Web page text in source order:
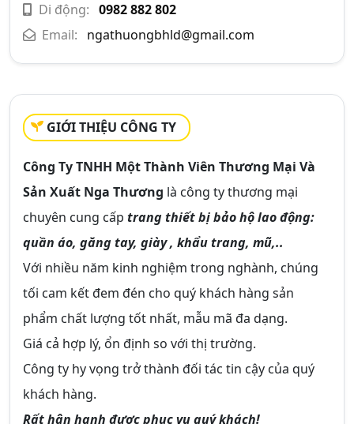
Di động: 0982 882 802
Email:
ngathuongbhld@gmail.com
GIỚI THIỆU CÔNG TY
Công Ty TNHH Một Thành Viên Thương Mại Và
Sản Xuất Nga Thương là công ty thương mại
chuyên cung cấp trang thiết bị bảo hộ lao động:
quần áo, găng tay, giày , khẩu trang, mũ,..
Với nhiều năm kinh nghiệm trong nghành, chúng
tối cam kết đem đén cho quý khách hàng sản
phẩm chất lượng tốt nhất, mẫu mã đa dạng.
Giá cả hợp lý, ổn định so với thị trường.
Công ty hy vọng trở thành đối tác tin cậy của quý
khách hàng.
Rất hân hạnh được phục vụ quý khách!